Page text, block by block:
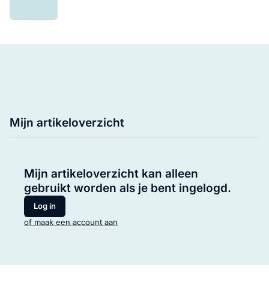
Mijn artikeloverzicht
Mijn artikeloverzicht kan alleen
gebruikt worden als je bent ingelogd.
Log in
of maak een account aan